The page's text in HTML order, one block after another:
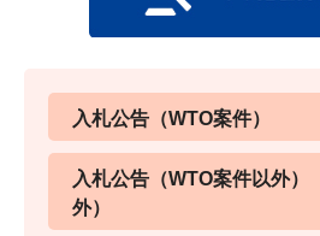
入札公告（WTO案件）
入札公告（WTO案件以外）
外）